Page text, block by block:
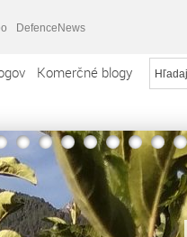
DefenceNews
Komerčné blogy